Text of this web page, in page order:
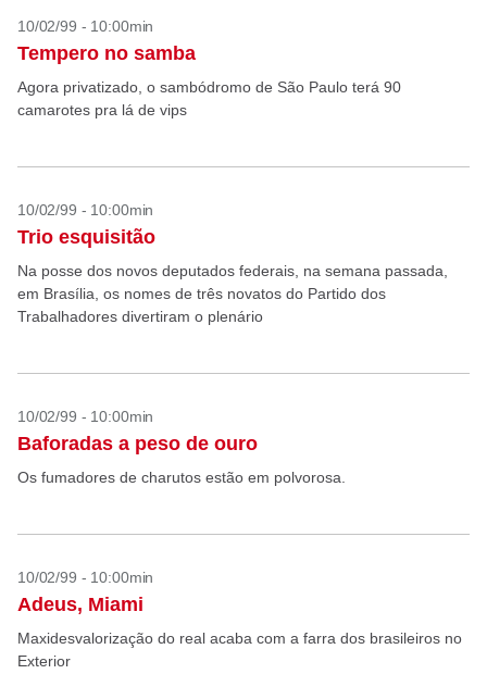
10/02/99 - 10:00min
Tempero no samba
Agora privatizado, o sambódromo de São Paulo terá 90
camarotes pra lá de vips
10/02/99 - 10:00min
Trio esquisitão
Na posse dos novos deputados federais, na semana passada,
em Brasília, os nomes de três novatos do Partido dos
Trabalhadores divertiram o plenário
10/02/99 - 10:00min
Baforadas a peso de ouro
Os fumadores de charutos estão em polvorosa.
10/02/99 - 10:00min
Adeus, Miami
Maxidesvalorização do real acaba com a farra dos brasileiros no
Exterior